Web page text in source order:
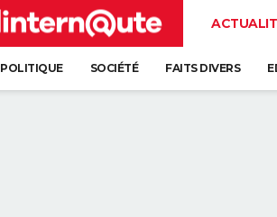
POLITIQUE SOCIÉTÉ FAITS DIVERS